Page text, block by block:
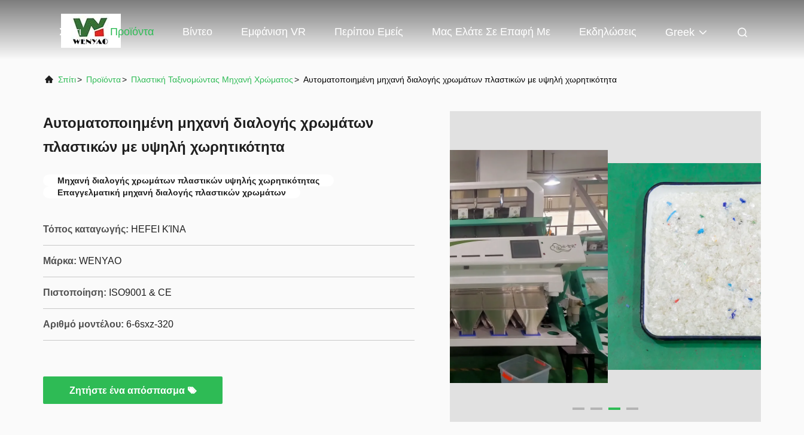
Σπίτι Προϊόντα Βίντεο Εμφάνιση VR Περίπου Εμείς Μας Ελάτε Σε Επαφή Με Εκδηλώσεις Greek
Σπίτι> Προϊόντα> Πλαστική Ταξινομώντας Μηχανή Χρώματος> Αυτοματοποιημένη μηχανή διαλογής χρωμάτων πλαστικών με υψηλή χωρητικότητα
Αυτοματοποιημένη μηχανή διαλογής χρωμάτων
πλαστικών με υψηλή χωρητικότητα
Μηχανή διαλογής χρωμάτων πλαστικών υψηλής χωρητικότητας
Επαγγελματική μηχανή διαλογής πλαστικών χρωμάτων
Τόπος καταγωγής: HEFEI ΚΊΝΑ
Μάρκα: WENYAO
Πιστοποίηση: ISO9001 & CE
Αριθμό μοντέλου: 6-6sxz-320
Ζητήστε ένα απόσπασμα